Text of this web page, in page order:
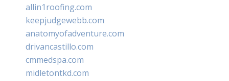
allin1roofing.com
keepjudgewebb.com
anatomyofadventure.com
drivancastillo.com
cmmedspa.com
midletontkd.com